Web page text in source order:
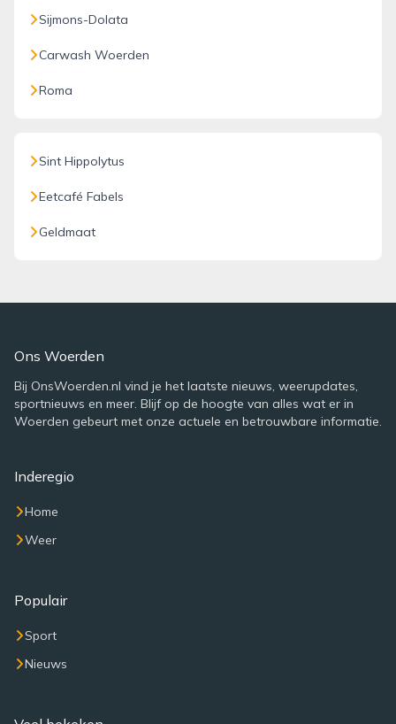
Sijmons-Dolata
Carwash Woerden
Roma
Sint Hippolytus
Eetcafé Fabels
Geldmaat
Ons Woerden
Bij OnsWoerden.nl vind je het laatste nieuws, weerupdates,
sportnieuws en meer. Blijf op de hoogte van alles wat er in
Woerden gebeurt met onze actuele en betrouwbare informatie.
Inderegio
Home
Weer
Populair
Sport
Nieuws